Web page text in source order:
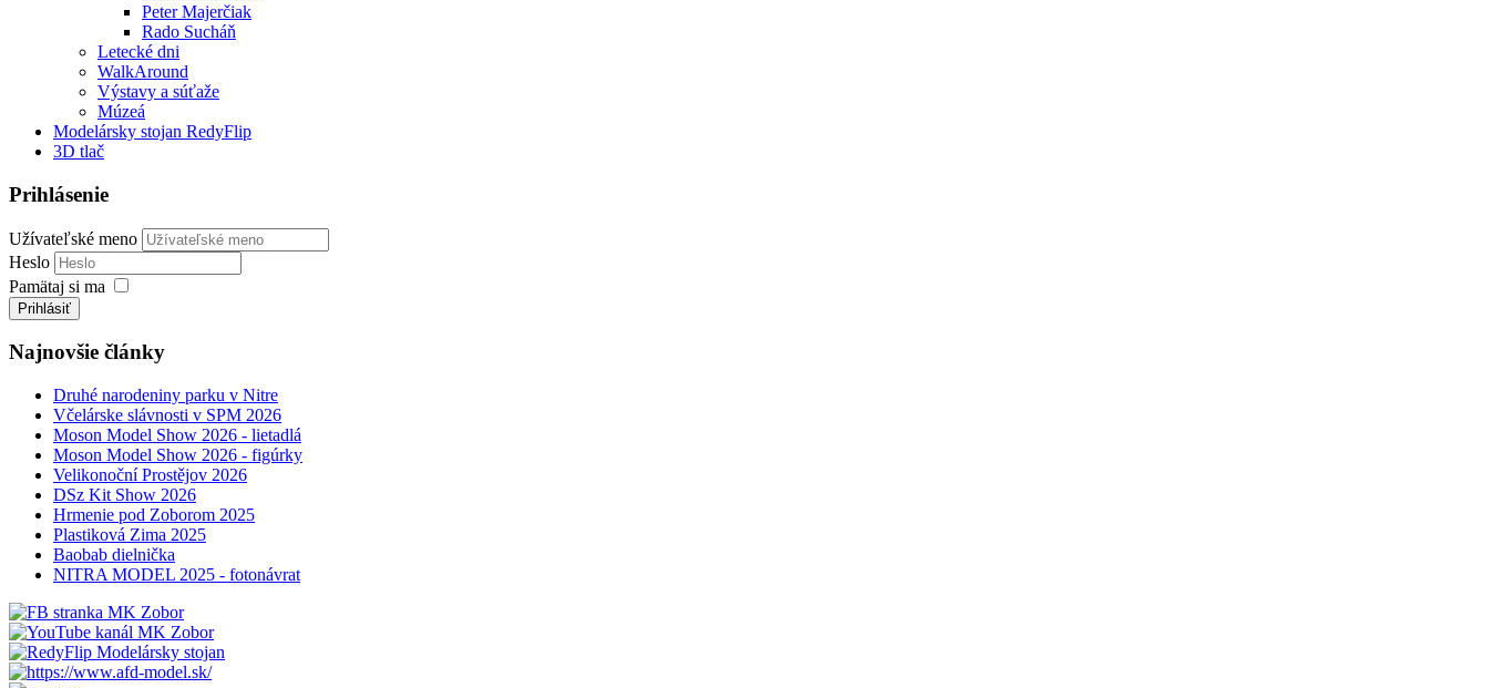
Peter Majerčiak
Rado Sucháň
Letecké dni
WalkAround
Výstavy a súťaže
Múzeá
Modelársky stojan RedyFlip
3D tlač
Prihlásenie
Užívateľské meno
Heslo
Pamätaj si ma
Prihlásiť
Najnovšie články
Druhé narodeniny parku v Nitre
Včelárske slávnosti v SPM 2026
Moson Model Show 2026 - lietadlá
Moson Model Show 2026 - figúrky
Velikonoční Prostějov 2026
DSz Kit Show 2026
Hrmenie pod Zoborom 2025
Plastiková Zima 2025
Baobab dielnička
NITRA MODEL 2025 - fotonávrat